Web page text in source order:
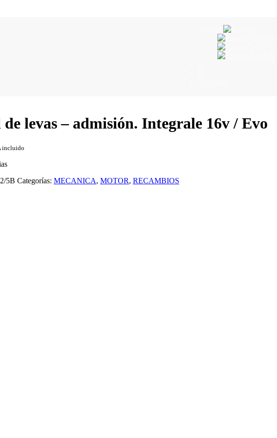
levas – admisión. Integrale 16v / Evo
incluido
5B Categorías: MECANICA, MOTOR, RECAMBIOS